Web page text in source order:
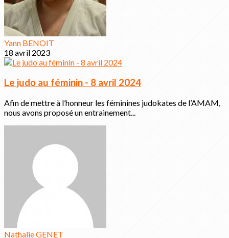
Yann BENOIT
18 avril 2023
Le judo au féminin - 8 avril 2024
Afin de mettre à l’honneur les féminines judokates de l’AMAM,
nous avons proposé un entrainement...
Nathalie GENET